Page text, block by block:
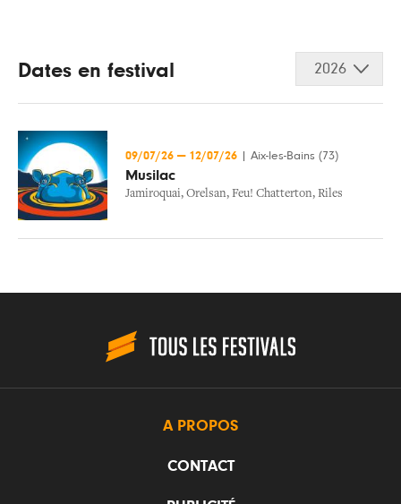
Dates en festival 2026
09/07/26 — 12/07/26 Aix-les-Bains (73)
Musilac
Jamiroquai, Orelsan, Feu! Chatterton, Riles
A PROPOS
CONTACT